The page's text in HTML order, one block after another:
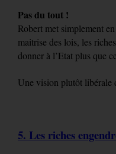
Pas du tout !
Robert met simplement
maitrise des lois, les
donner à l’Etat plus que
Une vision plutôt libérale
5. Les riches